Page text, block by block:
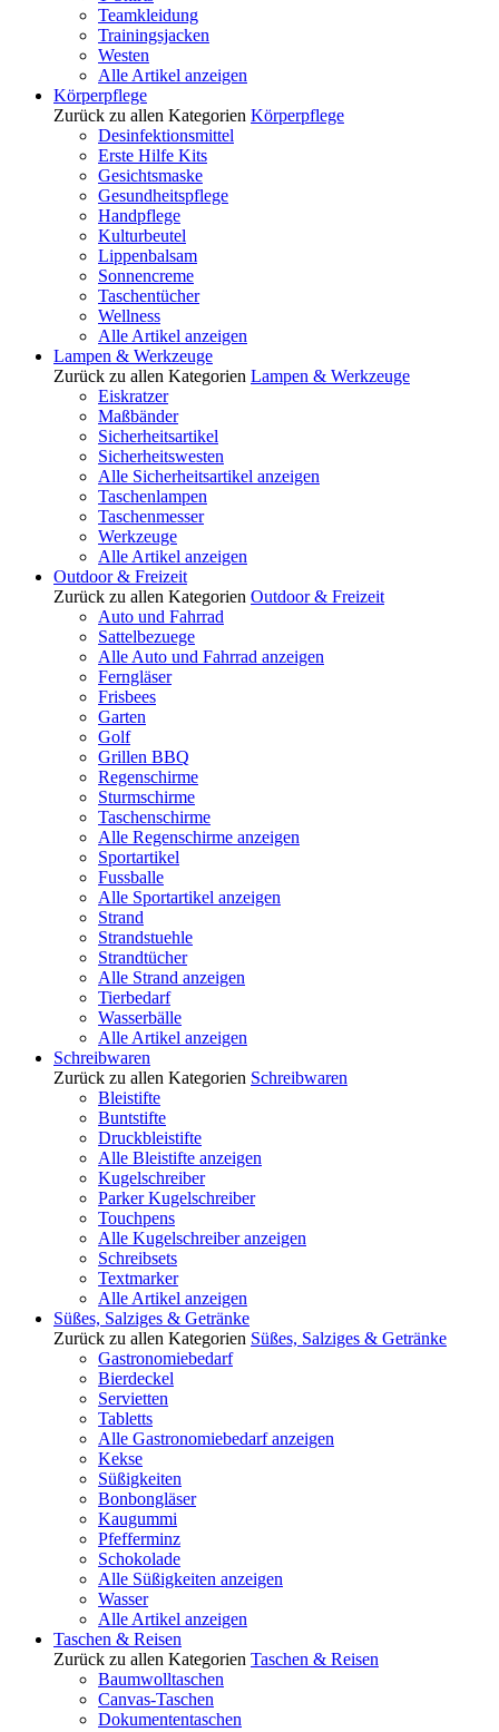
Teamkleidung
Trainingsjacken
Westen
Alle Artikel anzeigen
Körperpflege
Zurück zu allen Kategorien Körperpflege
Desinfektionsmittel
Erste Hilfe Kits
Gesichtsmaske
Gesundheitspflege
Handpflege
Kulturbeutel
Lippenbalsam
Sonnencreme
Taschentücher
Wellness
Alle Artikel anzeigen
Lampen & Werkzeuge
Zurück zu allen Kategorien Lampen & Werkzeuge
Eiskratzer
Maßbänder
Sicherheitsartikel
Sicherheitswesten
Alle Sicherheitsartikel anzeigen
Taschenlampen
Taschenmesser
Werkzeuge
Alle Artikel anzeigen
Outdoor & Freizeit
Zurück zu allen Kategorien Outdoor & Freizeit
Auto und Fahrrad
Sattelbezuege
Alle Auto und Fahrrad anzeigen
Ferngläser
Frisbees
Garten
Golf
Grillen BBQ
Regenschirme
Sturmschirme
Taschenschirme
Alle Regenschirme anzeigen
Sportartikel
Fussballe
Alle Sportartikel anzeigen
Strand
Strandstuehle
Strandtücher
Alle Strand anzeigen
Tierbedarf
Wasserbälle
Alle Artikel anzeigen
Schreibwaren
Zurück zu allen Kategorien Schreibwaren
Bleistifte
Buntstifte
Druckbleistifte
Alle Bleistifte anzeigen
Kugelschreiber
Parker Kugelschreiber
Touchpens
Alle Kugelschreiber anzeigen
Schreibsets
Textmarker
Alle Artikel anzeigen
Süßes, Salziges & Getränke
Zurück zu allen Kategorien Süßes, Salziges & Getränke
Gastronomiebedarf
Bierdeckel
Servietten
Tabletts
Alle Gastronomiebedarf anzeigen
Kekse
Süßigkeiten
Bonbongläser
Kaugummi
Pfefferminz
Schokolade
Alle Süßigkeiten anzeigen
Wasser
Alle Artikel anzeigen
Taschen & Reisen
Zurück zu allen Kategorien Taschen & Reisen
Baumwolltaschen
Canvas-Taschen
Dokumententaschen